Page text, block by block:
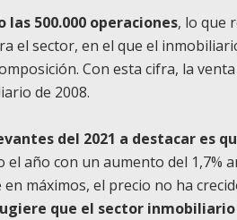
500.000 operaciones, lo que
el sector, en el que el
Con esta cifra, la
de 2008.
del 2021 a destacar es
el año con un aumento del 1,7%
máximos, el precio no ha
que el sector